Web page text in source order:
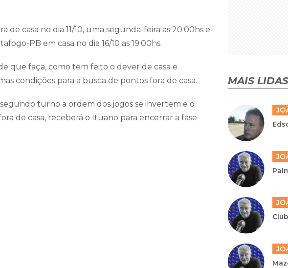
casa no dia 11/10, uma segunda-feira as 20:00hs e
PB em casa no dia 16/10 as 19:00hs.
que faça, como tem feito o dever de casa e
condições para a busca de pontos fora de casa.
turno a ordem dos jogos se invertem e o
de casa, receberá o Ituano para encerrar a fase
MAIS